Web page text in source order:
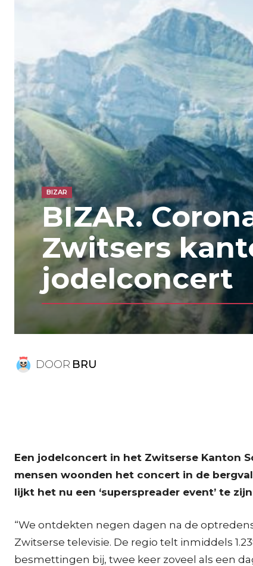
BIZAR
BIZAR.
Zwitsers
jodelconcert
DOOR BRU
Een jodelconcert in het Zwitserse Kanton
mensen woonden het concert in de
lijkt het nu een ‘superspreader event’ te
“We ontdekten negen dagen na de
Zwitserse televisie. De regio telt inmiddels
besmettingen bij, twee keer zoveel als een